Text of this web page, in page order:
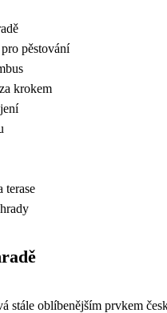
pěstování
krokem
terase
stále oblíbenějším prvkem